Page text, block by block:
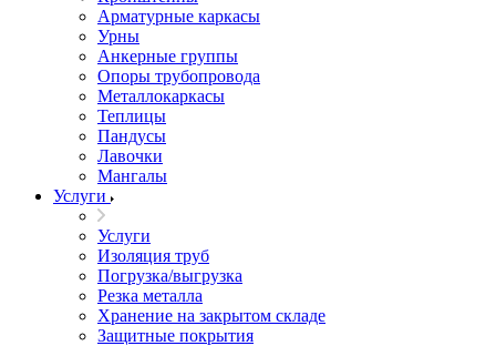
Арматурные каркасы
Урны
Анкерные группы
Опоры трубопровода
Металлокаркасы
Теплицы
Пандусы
Лавочки
Мангалы
Услуги
Услуги
Изоляция труб
Погрузка/выгрузка
Резка металла
Хранение на закрытом складе
Защитные покрытия